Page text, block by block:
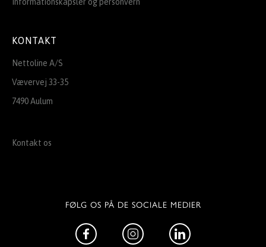
Informationskapsler og personvern
KONTAKT
Nettoline A/S
Vævervej 33-35
7490 Aulum
Kontakt os
FØLG OS PÅ DE SOCIALE MEDIER